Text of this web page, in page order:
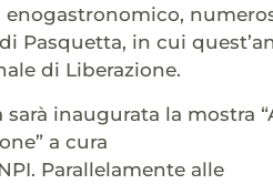
enogastronomico,
Pasquetta, in cui
di Liberazione.
inaugurata la mostra
a cura
Parallelamente alle